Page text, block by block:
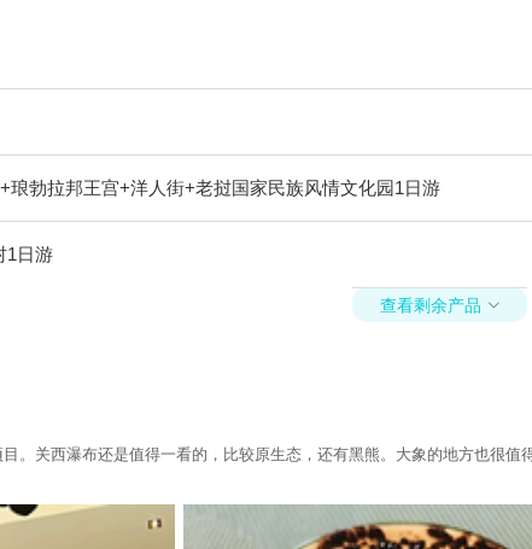
琅勃拉邦王宫+洋人街+老挝国家民族风情文化园1日游
1日游
查看剩余产品 
。关西瀑布还是值得一看的，比较原生态，还有黑熊。大象的地方也很